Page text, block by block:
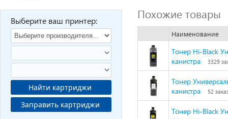
Выберите ваш принтер:
Найти картриджи
Заправить картриджи
Похожие товары
Наименование
Тонер Hi-Black
канистра
3329
Тонер
канистра
52
Тонер Hi-Black